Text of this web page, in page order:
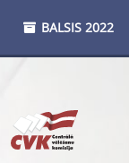
BALSIS 2022